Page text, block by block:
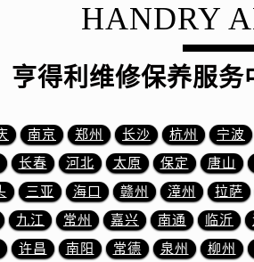
东方广场W3座6层602室售后服务中心
国先天下售后服务中心（需提前预约）
扈特大街售后服务中心（需提前预约）
华街售后服务中心（需提前预约）
售后服务中心（需提前预约）
金霍洛街售后服务中心（需提前预约）
中央街售后服务中心（需提前预约）
大街售后服务中心（需提前预约）
南路售后服务中心（需提前预约）
和大街售后服务中心（需提前预约）
HANDRY
亨得利维修保养服务
南京 郑州 长沙 杭州 宁波
长春 河北 太原 保定 唐山
三亚 海口 赣州 漳州 拉萨
九江 常州 嘉兴 南通 临沂
许昌 南阳 常德 泉州 柳州